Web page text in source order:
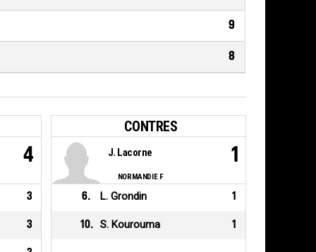
9
8
4
3
3
CONTRES
NORMANDIE F
J. Lacorne 1
6. L. Grondin 1
10. S. Kourouma 1